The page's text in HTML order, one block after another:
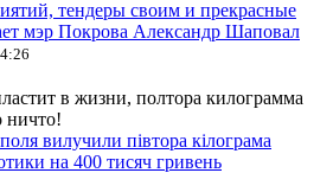
тендеры своим и прекрасные
мэр Покрова Александр Шаповал
в жизни, полтора килограмма
ничто!
вилучили півтора кілограма
на 400 тисяч гривень